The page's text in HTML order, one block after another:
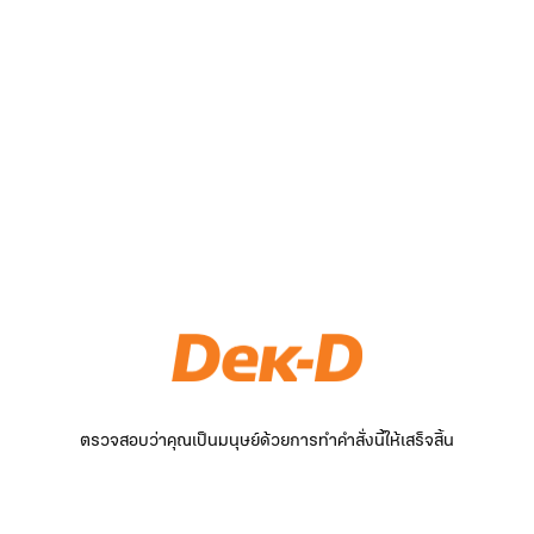
ตรวจสอบว่าคุณเป็นมนุษย์ด้วยการทำคำสั่งนี้ให้เสร็จสิ้น